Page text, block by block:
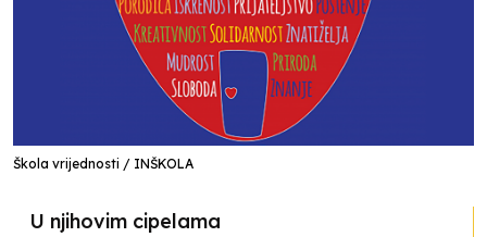
Škola vrijednosti / INŠKOLA
U njihovim cipelama